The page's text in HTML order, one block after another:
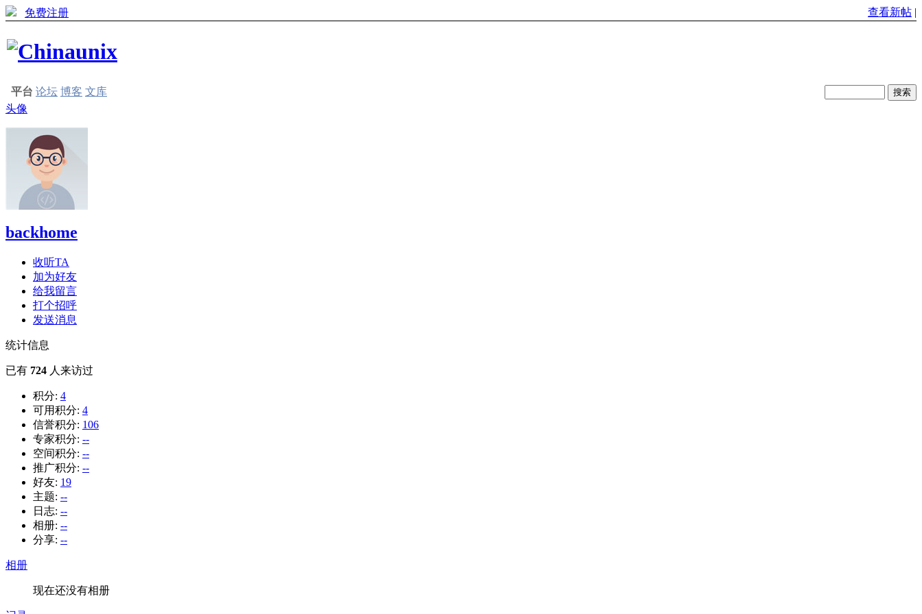
免费注册 查看新帖 |
平台 论坛 博客 文库
头像
backhome
收听TA
加为好友
给我留言
打个招呼
发送消息
统计信息
已有 724 人来访过
积分: 4
可用积分: 4
信誉积分: 106
专家积分: --
空间积分: --
推广积分: --
好友: 19
主题: --
日志: --
相册: --
分享: --
相册
现在还没有相册